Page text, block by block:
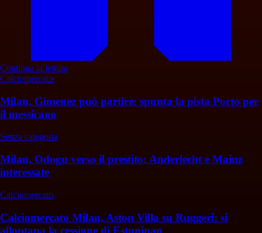
Continua la lettura
Calciomercato
Milan, Gimenez può partire: spunta la pista Porto per
il messicano
Senza categoria
Milan, Odogu verso il prestito: Anderlecht e Mainz
interessate
Calciomercato
Calciomercato Milan, Aston Villa su Ruggeri: si
allontana la cessione di Estupinan